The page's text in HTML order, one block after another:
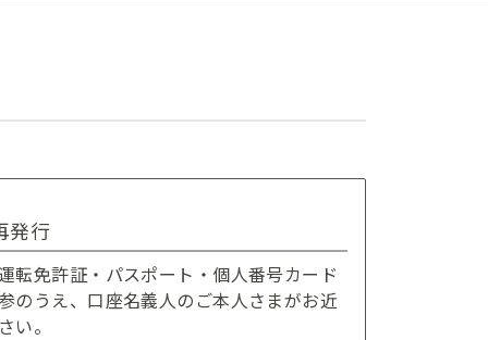
発行
転免許証・パスポート・個人番号カード
のうえ、口座名義人のご本人さまがお近
い。